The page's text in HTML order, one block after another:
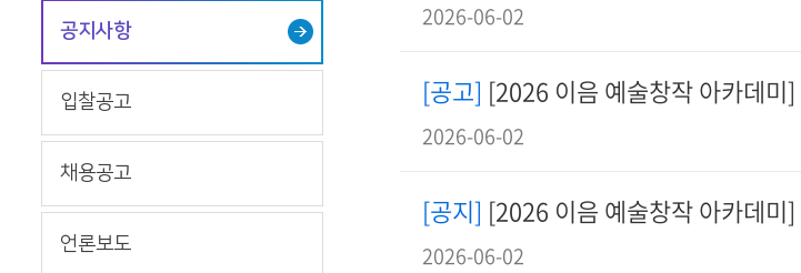
공지사항
입찰공고
채용공고
언론보도
2026-06-02
[공고] [2026 이음 예술창작 아카데미
2026-06-02
[공지] [2026 이음 예술창작 아카데미
2026-06-02